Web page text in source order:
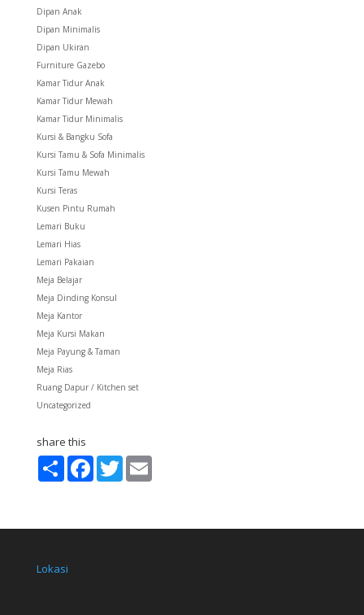
Dipan Anak
Dipan Minimalis
Dipan Ukiran
Furniture Gazebo
Kamar Tidur Anak
Kamar Tidur Mewah
Kamar Tidur Minimalis
Kursi & Bangku Sofa
Kursi Tamu & Sofa Minimalis
Kursi Tamu Mewah
Kursi Teras
Kusen Pintu Rumah
Lemari Buku
Lemari Hias
Lemari Pakaian
Meja Belajar
Meja Dinding Konsul
Meja Kantor
Meja Kursi Makan
Meja Payung & Taman
Meja Rias
Ruang Dapur / Kitchen set
Uncategorized
share this
S
F
o
T
e
E
Lokasi